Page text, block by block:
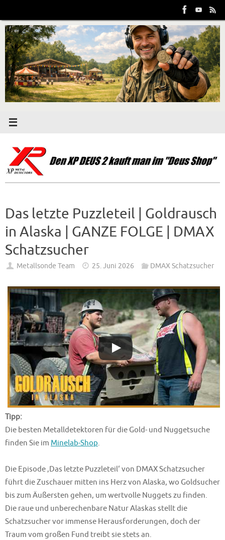
Inhalt
springen
Das letzte Puzzleteil | Goldrausch
in Alaska | GANZE FOLGE | DMAX
Schatzsucher
Metallsonde Team 25. Juni 2026 DMAX Schatzsucher
Tipp:
Die besten Metalldetektoren für die Gold- und Nuggetsuche
finden Sie im Minelab-Shop.
Die Episode ‚Das letzte Puzzleteil‘ von DMAX Schatzsucher
führt die Zuschauer mitten ins Herz von Alaska, wo Goldsucher
bis zum Äußersten gehen, um wertvolle Nuggets zu finden.
Die raue und unberechenbare Natur Alaskas stellt die
Schatzsucher vor immense Herausforderungen, doch der
Traum vom großen Fund treibt sie stets an.